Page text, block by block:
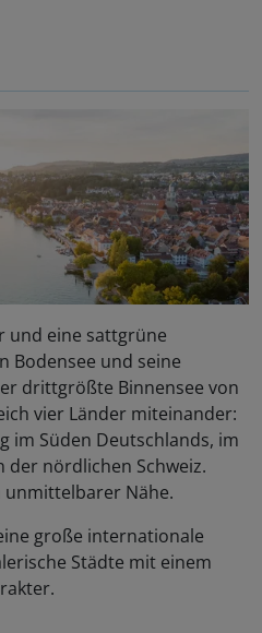
und eine sattgrüne
Bodensee und seine
drittgrößte Binnensee von
vier Länder miteinander:
im Süden Deutschlands, im
der nördlichen Schweiz.
unmittelbarer Nähe.
große internationale
Städte mit einem